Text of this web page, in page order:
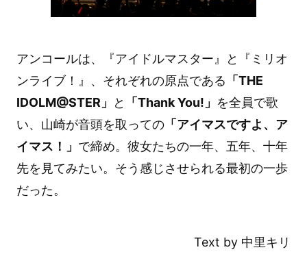
アンコールは、『アイドルマスター』と『ミリオ
ンライブ！』、それぞれの原点である 「THE
IDOLM@STER」
と 「Thank You!」 を全員で歌
い、山崎が音頭を取っての「アイマスですよ、ア
イマス！」 で締め。彼女たちの一年、五年、十年
先を見てみたい。そう感じさせられる最初の一歩
だった。
Text by 中里キリ